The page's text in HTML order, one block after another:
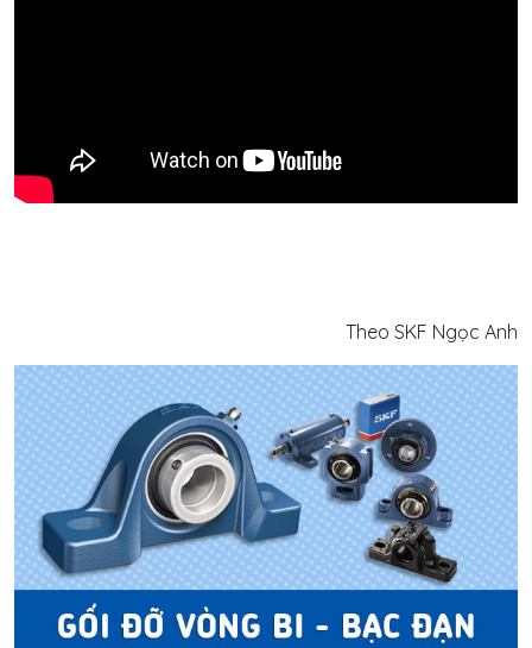
Theo SKF Ngọc Anh